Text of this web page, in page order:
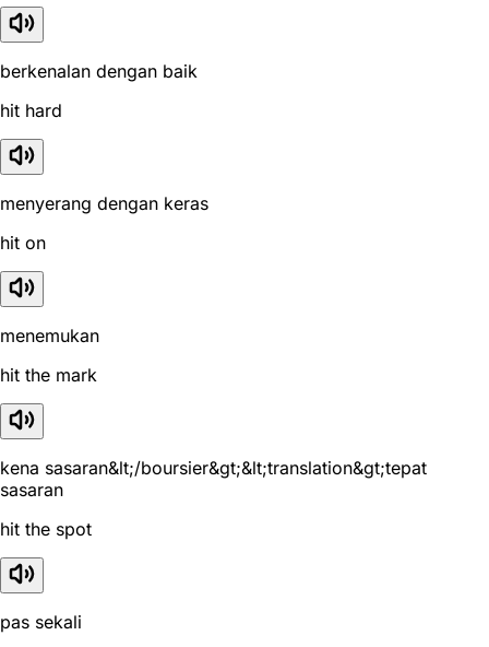
berkenalan dengan baik
hit hard
menyerang dengan keras
hit on
menemukan
hit the mark
kena sasaran&lt;/boursier&gt;&lt;translation&gt;tepat
sasaran
hit the spot
pas sekali